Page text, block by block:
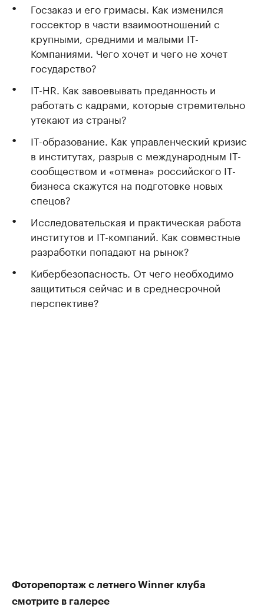
Госзаказ и его гримасы. Как изменился
госсектор в части взаимоотношений с
крупными, средними и малыми IT-
Компаниями. Чего хочет и чего не хочет
государство?
IT-HR. Как завоевывать преданность и
работать с кадрами, которые стремительно
утекают из страны?
IT-образование. Как управленческий кризис
в институтах, разрыв с международным IT-
сообществом и «отмена» российского IT-
бизнеса скажутся на подготовке новых
спецов?
Исследовательская и практическая работа
институтов и IT-компаний. Как совместные
разработки попадают на рынок?
Кибербезопасность. От чего необходимо
защититься сейчас и в среднесрочной
перспективе?
Фоторепортаж с летнего Winner клуба
смотрите в галерее